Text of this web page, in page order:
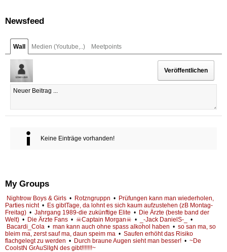
Newsfeed
Wall Medien (Youtube,..) Meetpoints
Keine Einträge vorhanden!
My Groups
Nightrow Boys & Girls • Rotzngruppn • Prüfungen kann man wiederholen,
Parties nicht • Es gibtTage, da lohnt es sich kaum aufzustehen (zB Montag-
Freitag) • Jahrgang 1989-die zukünftige Elite • Die Ärzte (beste band der
Welt) • Die Ärzte Fans • ☠Captain Morgan☠ • _-Jack DanielS-_
•
Bacardi_Cola • man kann auch ohne spass alkohol haben • so san ma, so
bleim ma, zerst sauf ma, daun speim ma • Saufen erhöht das Risiko
flachgelegt zu werden • Durch braune Augen sieht man besser! • ~De
CoolstN GrAuSlIgN des gibt!!!!!!!~